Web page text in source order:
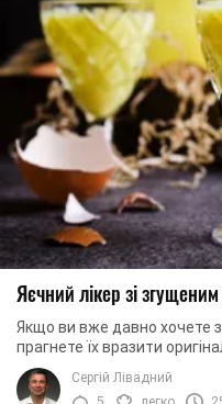
Яєчний лікер зі
Якщо ви вже давно хочете
прагнете їх вразити
надзвичайно смачний,
Сергій Лівадний